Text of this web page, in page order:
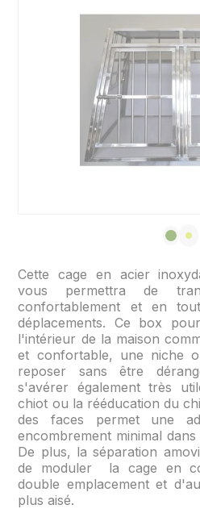
Cette cage en acier
vous permettra de
confortablement et en
déplacements. Ce box
l'intérieur de la maison
et confortable, une niche
reposer sans être
s'avérer également très
chiot ou la rééducation du
des faces permet une
encombrement minimal
De plus, la séparation
de moduler la cage en
double emplacement et
plus aisé.